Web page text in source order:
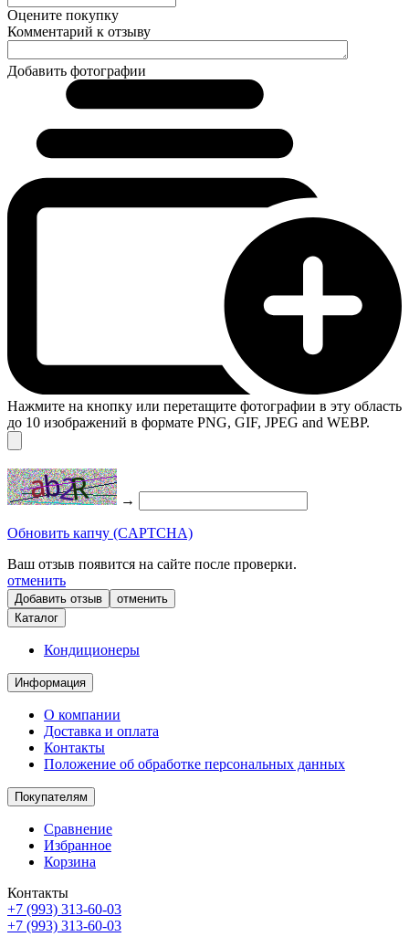
Оцените покупку
Комментарий к отзыву
Добавить фотографии
Нажмите на кнопку или перетащите фотографии в эту область
до 10 изображений в формате PNG, GIF, JPEG and WEBP.
→
Обновить капчу (CAPTCHA)
Ваш отзыв появится на сайте после проверки.
отменить
отменить
Каталог
Кондиционеры
Информация
О компании
Доставка и оплата
Контакты
Положение об обработке персональных данных
Покупателям
Сравнение
Избранное
Корзина
Контакты
+7 (993) 313-60-03
+7 (993) 313-60-03